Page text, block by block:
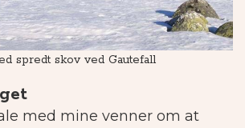
spredt skov ved Gautefall
med mine venner om at